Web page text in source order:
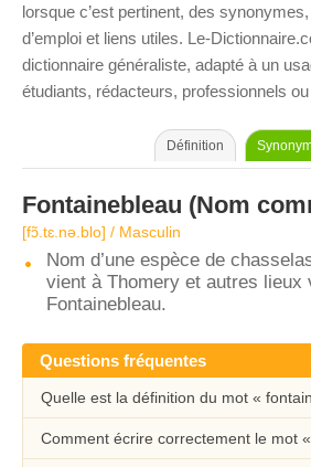
lorsque c’est pertinent, des
d’emploi et liens utiles. Le-
dictionnaire généraliste, adapté à un
étudiants, rédacteurs, professionnels
Définition
Fontainebleau (Nom
[fɔ̃.tɛ.nə.blo] / Masculin
Nom d’une espèce de
vient à Thomery et autres lieux
Fontainebleau.
Questions fréquentes
Quelle est la définition du mot «
Comment écrire correctement le mot